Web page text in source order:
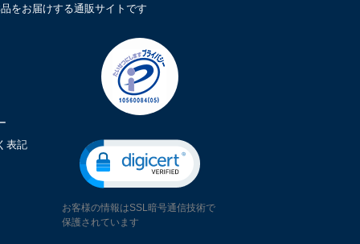
をお届けする通販サイトです
表記
お客様の情報はSSL暗号通信技術で
保護されています